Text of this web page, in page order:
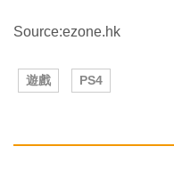
Source:ezone.hk
遊戲 PS4